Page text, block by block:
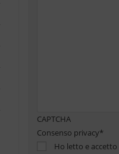
CAPTCHA
Consenso privacy*
Ho letto e accetto